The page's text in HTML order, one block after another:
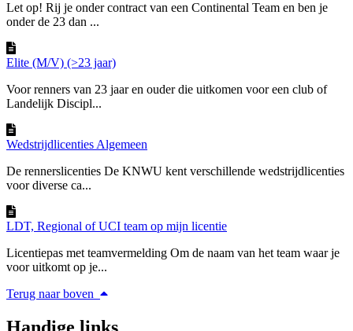
Let op! Rij je onder contract van een Continental Team en ben je
onder de 23 dan ...
Elite (M/V) (>23 jaar)
Voor renners van 23 jaar en ouder die uitkomen voor een club of
Landelijk Discipl...
Wedstrijdlicenties Algemeen
De rennerslicenties De KNWU kent verschillende wedstrijdlicenties
voor diverse ca...
LDT, Regional of UCI team op mijn licentie
Licentiepas met teamvermelding Om de naam van het team waar je
voor uitkomt op je...
Terug naar boven